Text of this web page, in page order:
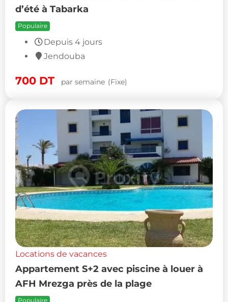
d’été à Tabarka
Populaire
Depuis 4 jours
Jendouba
700 DT par semaine (Fixe)
Locations de vacances
Appartement S+2 avec piscine à louer à
AFH Mrezga près de la plage
Populaire